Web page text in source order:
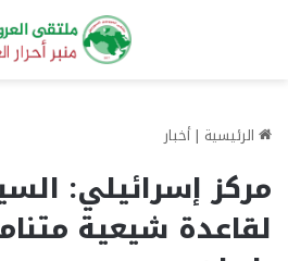
الرئيسية | أخبار
مركز إسرائيلي:
لقاعدة شيعية